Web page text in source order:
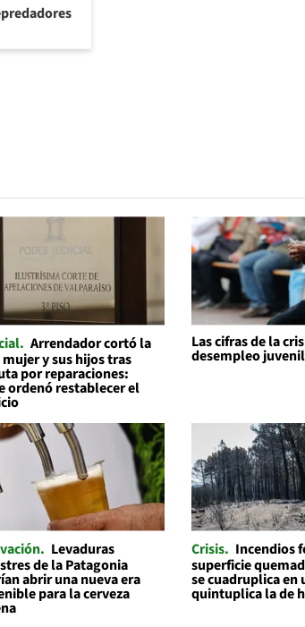
Arrendador cortó la
mujer y sus hijos tras
por reparaciones:
ordenó restablecer el
Las cifras de la
desempleo juvenil
Levaduras
de la Patagonia
abrir una nueva era
para la cerveza
Crisis Incendios
superficie
se cuadruplica en
quintuplica la de